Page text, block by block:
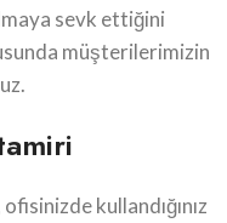
sevk ettiğini
müşterilerimizin
kullandığınız